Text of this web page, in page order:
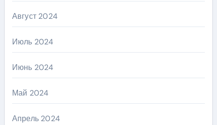
Август 2024
Июль 2024
Июнь 2024
Май 2024
Апрель 2024